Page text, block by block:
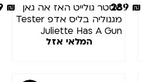
289
טסטר גולייט האז אה גאן
מגנוליה בליס אדפ Tester
Juliette Has A Gun
Magnolia Bliss EDP
249 ₪
המלאי אזל